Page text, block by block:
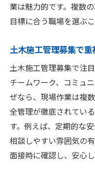
業は魅力的です。複数
目標に合う職場を選ぶ
土木施工管理募集で
土木施工管理募集で注
チームワーク、コミュ
ぜなら、現場作業は複
全管理が徹底されてい
す。例えば、定期的な
相談しやすい雰囲気の
面接時に確認し、安心